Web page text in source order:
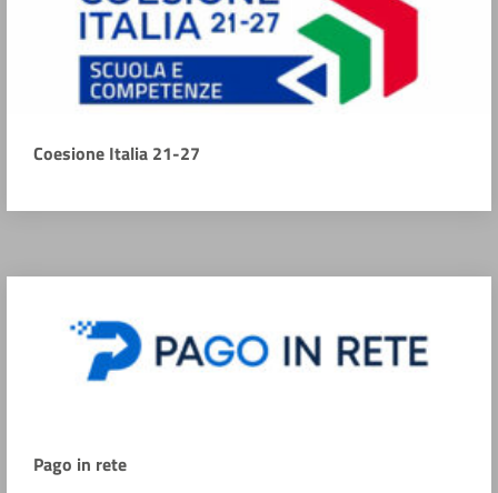
Coesione Italia 21-27
Pago in rete